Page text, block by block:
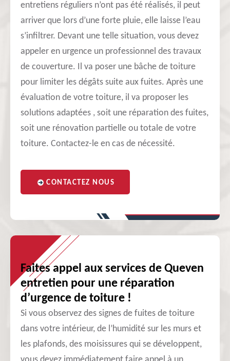
entretiens réguliers n’ont pas été réalisés, il peut
arriver que lors d’une forte pluie, elle laisse l’eau
s’infiltrer. Devant une telle situation, vous devez
appeler en urgence un professionnel des travaux
de couverture. Il va poser une bâche de toiture
pour limiter les dégâts suite aux fuites. Après une
évaluation de votre toiture, il va proposer les
solutions adaptées , soit une réparation des fuites,
soit une rénovation partielle ou totale de votre
toiture. Contactez-le en cas de nécessité.
CONTACTEZ NOUS
Faites appel aux services de Queven
entretien pour une réparation
d’urgence de toiture !
Si vous observez des signes de fuites de toiture
dans votre intérieur, de l’humidité sur les murs et
les plafonds, des moisissures qui se développent,